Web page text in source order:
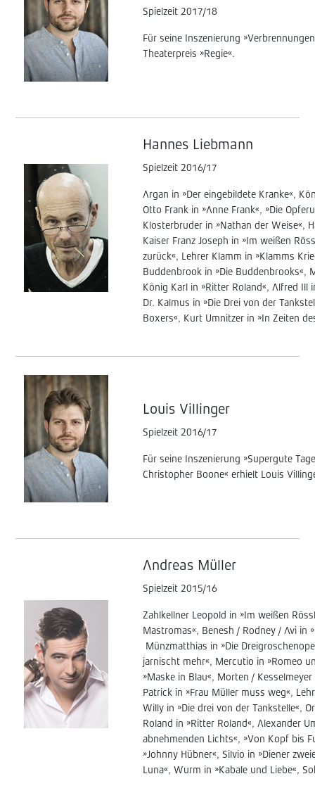
Spielzeit 2017/18
Für seine Inszenierung
Theaterpreis »Regie«.
Hannes Liebmann
Spielzeit 2016/17
Argan in »Der eingebildete Kranke«,
Otto Frank in »Anne Frank«, »Die
Klosterbruder in »Nathan der Weise«,
Kaiser Franz Joseph in »Im weißen
zurück«, Lehrer Klamm in »Klamms
Buddenbrook in »Die Buddenbrooks«,
König Karl in »Ritter Roland«, Alfred Ill
Dr. Kalmus in »Die Drei von der
Boxers«, Kurt Umnitzer in »In Zeiten
Louis Villinger
Spielzeit 2016/17
Für seine Inszenierung »Supergute
Christopher Boone« erhielt Louis
Andreas Müller
Spielzeit 2015/16
Zahlkellner Leopold in »Im weißen
Mastromas«, Benesh / Rodney / Avi in
Münzmatthias in »Die
jarnischt mehr«, Mercutio in »Romeo
»Maske in Blau«, Morten /
Patrick in »Frau Müller muss weg«,
Willy in »Die drei von der Tankstelle«,
Roland in »Ritter Roland«, Alexander
abnehmenden Lichts«, »Von Kopf bis
»Johnny Hübner«, Silvio in »Diener
Luna«, Wurm in »Kabale und Liebe«,